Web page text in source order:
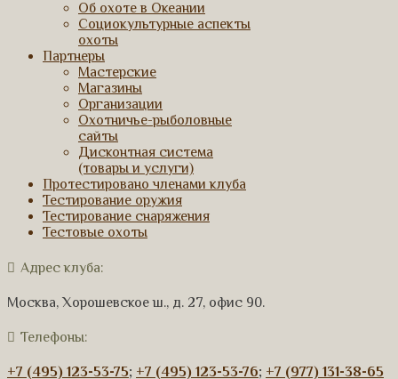
Об охоте в Океании
Социокультурные аспекты
охоты
Партнеры
Мастерские
Магазины
Организации
Охотничье-рыболовные
сайты
Дисконтная система
(товары и услуги)
Протестировано членами клуба
Тестирование оружия
Тестирование снаряжения
Тестовые охоты
Адрес клуба:
Москва, Хорошевское ш., д. 27, офис 90.
Телефоны:
+7 (495) 123-53-75; +7 (495) 123-53-76; +7 (977) 131-38-65